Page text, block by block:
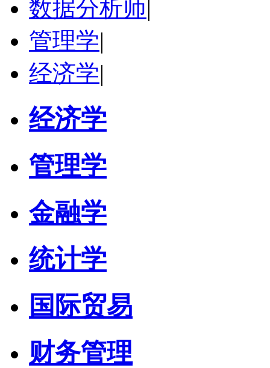
数据分析师
管理学|
经济学|
经济学
管理学
金融学
统计学
国际贸易
财务管理